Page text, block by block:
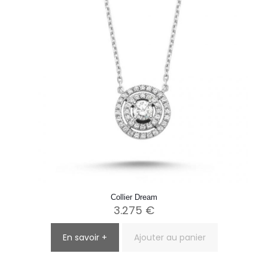
Collier Dream
3.275 €
En savoir + Ajouter au panier